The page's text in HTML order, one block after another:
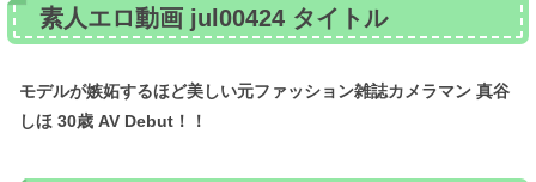
素人エロ動画 jul00424 タイトル
モデルが嫉妬するほど美しい元ファッション雑誌カメラマン 真谷
しほ 30歳 AV Debut！！